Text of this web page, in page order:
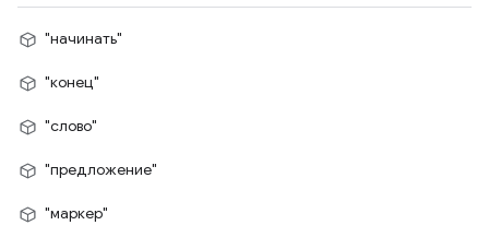
"начинать"
"конец"
"слово"
"предложение"
"маркер"